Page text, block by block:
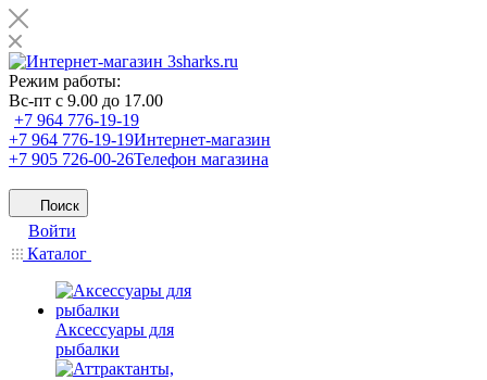
Режим работы:
Вс-пт с 9.00 до 17.00
+7 964 776-19-19
+7 964 776-19-19Интернет-магазин
+7 905 726-00-26Телефон магазина
Поиск
Войти
Каталог
Аксессуары для
рыбалки